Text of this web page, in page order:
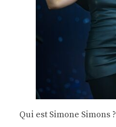
Qui est Simone Simons ?